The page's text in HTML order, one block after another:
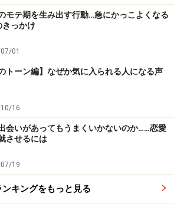
モテ期を生み出す行動…急にかっこよくなる
きっかけ
01
のトーン編】なぜか気に入られる人になる声
16
会いがあってもうまくいかないのか……恋愛
させるには
19
ンキングをもっと見る